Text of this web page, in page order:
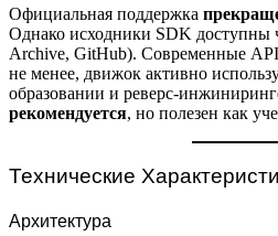
Официальная поддержка
Однако исходники SDK доступны
Archive, GitHub). Современные
не менее, движок активно
образовании и реверс-
рекомендуется, но полезен как
Технические
Архитектура